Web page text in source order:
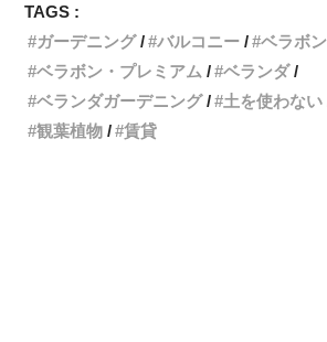
TAGS :
ガーデニング
バルコニー
ベラボン
ベラボン・プレミアム
ベランダ
ベランダガーデニング
土を使わない
観葉植物
賃貸